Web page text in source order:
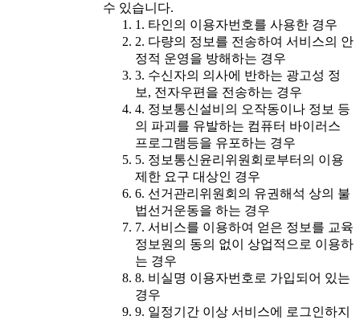
수 있습니다.
1. 타인의 이용자번호를 사용한 경우
2. 다량의 정보를 전송하여 서비스의 안
정적 운영을 방해하는 경우
3. 수신자의 의사에 반하는 광고성 정
보, 전자우편을 전송하는 경우
4. 정보통신설비의 오작동이나 정보 등
의 파괴를 유발하는 컴퓨터 바이러스
프로그램등을 유포하는 경우
5. 정보통신윤리위원회로부터의 이용
제한 요구 대상인 경우
6. 선거관리위원회의 유권해석 상의 불
법선거운동을 하는 경우
7. 서비스를 이용하여 얻은 정보를 교육
정보원의 동의 없이 상업적으로 이용하
는 경우
8. 비실명 이용자번호로 가입되어 있는
경우
9. 일정기간 이상 서비스에 로그인하지